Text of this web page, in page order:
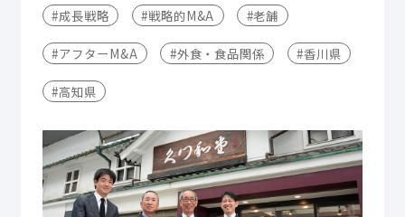
#成長戦略 #戦略的M&A #老舗
#アフターM&A #外食・食品関係 #香川県
#高知県